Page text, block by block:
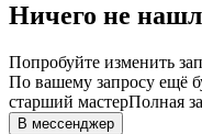
Ничего не
Попробуйте изменить
По вашему запросу ещё
старший мастерПолная
В мессенджер